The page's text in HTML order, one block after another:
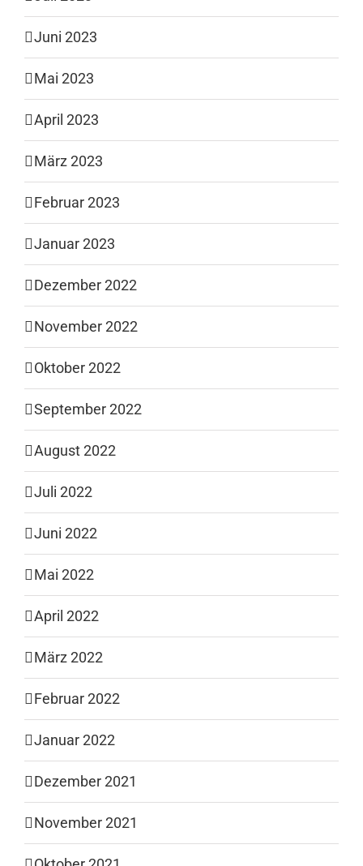
Juni 2023
Mai 2023
April 2023
März 2023
Februar 2023
Januar 2023
Dezember 2022
November 2022
Oktober 2022
September 2022
August 2022
Juli 2022
Juni 2022
Mai 2022
April 2022
März 2022
Februar 2022
Januar 2022
Dezember 2021
November 2021